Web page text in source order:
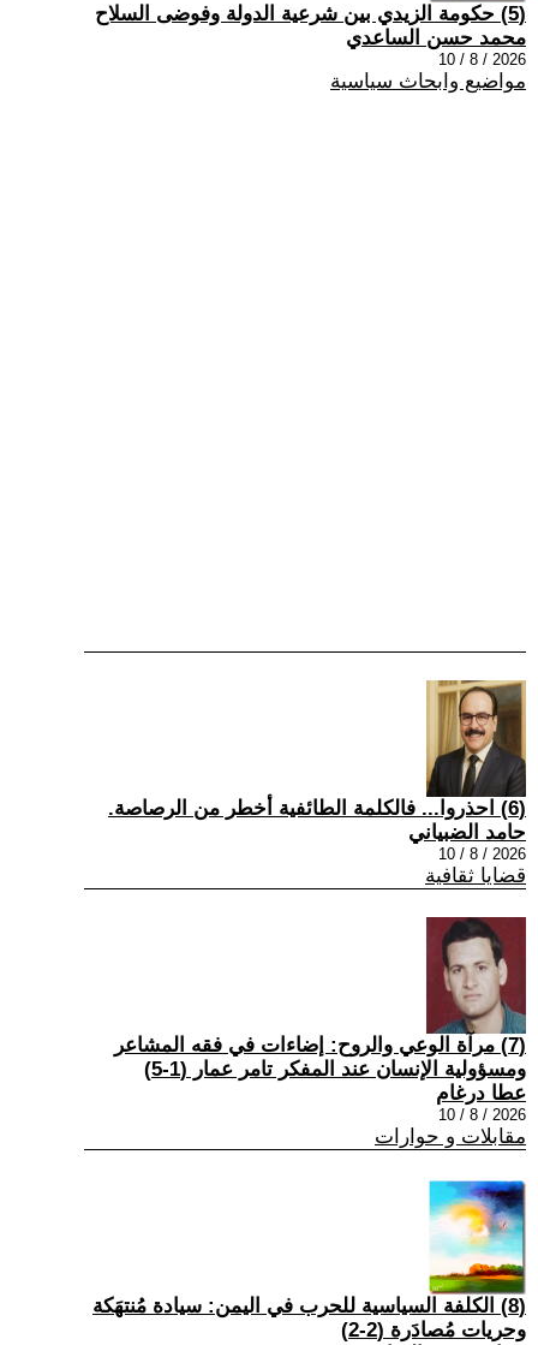
(5) حكومة الزيدي بين شرعية الدولة وفوضى السلاح
محمد حسن الساعدي
2026 / 8 / 10
مواضيع وابحاث سياسية
(6) احذروا... فالكلمة الطائفية أخطر من الرصاصة.
حامد الضبياني
2026 / 8 / 10
قضايا ثقافية
(7) مرآة الوعي والروح: إضاءات في فقه المشاعر
ومسؤولية الإنسان عند المفكر تامر عمار (1-5)
عطا درغام
2026 / 8 / 10
مقابلات و حوارات
(8) الكلفة السياسية للحرب في اليمن: سيادة مُنتهَكة
وحريات مُصادَرة (2-2)